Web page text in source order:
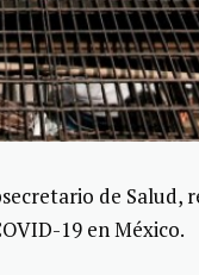
de Salud,
19 en México.